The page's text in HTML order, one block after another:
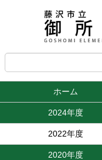
ホーム
2024年度
2022年度
2020年度